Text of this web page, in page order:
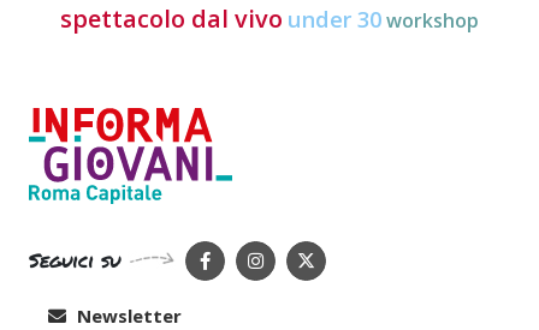
spettacolo dal vivo under 30workshop
Seguici su
Newsletter